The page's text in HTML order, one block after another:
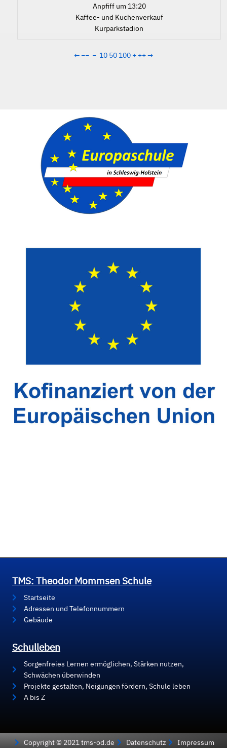
Anpfiff um 13:20
Kaffee- und Kuchenverkauf
Kurparkstadion
← −− − 10 50 100 + ++→
TMS: Theodor Mommsen Schule
Startseite
Adressen und Telefonnummern
Gebäude
Schulleben
Sorgenfreies Lernen ermöglichen, Stärken nutzen,
Schwächen überwinden
Projekte gestalten, Neigungen fördern, Schule leben
A bis Z
Copyright © 2021 tms-od.de Datenschutz Impressum